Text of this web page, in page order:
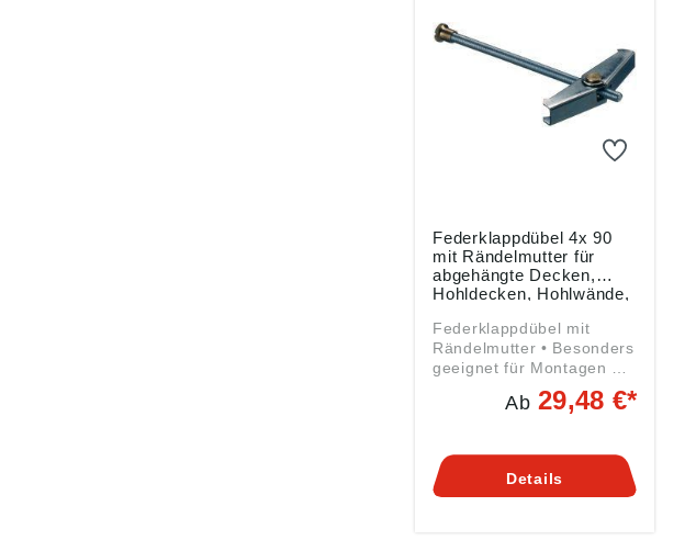
Federklappdübel 4x 90
mit Rändelmutter für
abgehängte Decken,
Hohldecken, Hohlwände,
Federklappdübel mit
Rändelmutter • Besonders
geeignet für Montagen an
abgehängten Decken,
Hohldecken und
Leichtbauweise •
Ausstattung: MS-
Ab29,48 €*
Details